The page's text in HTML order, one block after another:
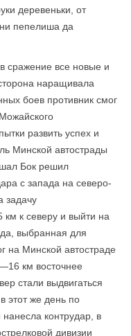
деревеньки, от
пепелиша да
сражение все новые и
наращивала
боев противник смог
развить успех и
Минской автострады
Бок решил
с запада на северо-
задачу
км к северу и выйти на
выбранная для
на Минской автостраде
км восточнее
стали выдвигаться
этот же день по
контрудар, в
дивизии